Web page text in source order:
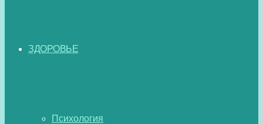
ЗДОРОВЬЕ
Психология